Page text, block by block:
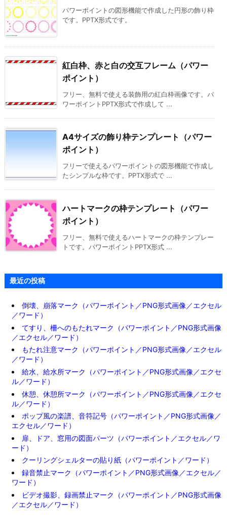
パワーポイントの図形機能で作成した円形の飾り枠
です。PPTX形式です。
紅白枠、赤と白の交互フレーム（パワー
ポイント）
フリー、無料で使える装飾用の紅白枠画像です。パ
ワーポイントPPTX形式で作成して ...
A4サイズの飾り枠テンプレート（パワー
ポイント）
フリーで使えるパワーポイントの図形機能で作成し
たシンプルな枠です。PPTX形式で ...
ハートマークの枠テンプレート（パワー
ポイント）
フリー、無料で使えるハートマークの枠テンプレー
トです。パワーポイントPPTX形式 ...
最近の投稿
倒壊、崩落マーク（パワーポイント／PNG形式画像／エクセル
／ワード）
てすり、柵へのもたれマーク（パワーポイント／PNG形式画像
／エクセル／ワード）
もたれ注意マーク（パワーポイント／PNG形式画像／エクセル
／ワード）
給水、給水所マーク（パワーポイント／PNG形式画像／エクセ
ル／ワード）
休憩、休憩所マーク（パワーポイント／PNG形式画像／エクセ
ル／ワード）
ポップ風の楽譜、音符記号（パワーポイント／PNG形式画像／
エクセル／ワード）
扉、ドア、窓用の図面パーツ（パワーポイント／エクセル／ワ
ード）
クーリングシェルターの貼り紙（パワーポイント／ワード）
録音禁止マーク（パワーポイント／PNG形式画像／エクセル／
ワード）
ビデオ撮影、録画禁止マーク（パワーポイント／PNG形式画像
／エクセル／ワード）